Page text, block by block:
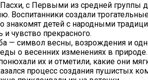
с Первыми из средней группы
Воспитанники создали
знакомят детей с народными
и чувство прекрасного.
— символ весны, возрождения и
о весенних изменениях в
их и отметили, какие они
процесс создания пушистых